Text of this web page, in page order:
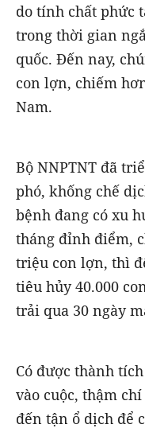
do tính chất phức
trong thời gian
quốc. Đến nay,
con lợn, chiếm
Nam.
Bộ NNPTNT đã
phó, khống chế
bệnh đang có xu
tháng đỉnh điểm,
triệu con lợn, thì
tiêu hủy 40.000
trải qua 30 ngày
Có được thành
vào cuộc, thậm
đến tận ổ dịch để